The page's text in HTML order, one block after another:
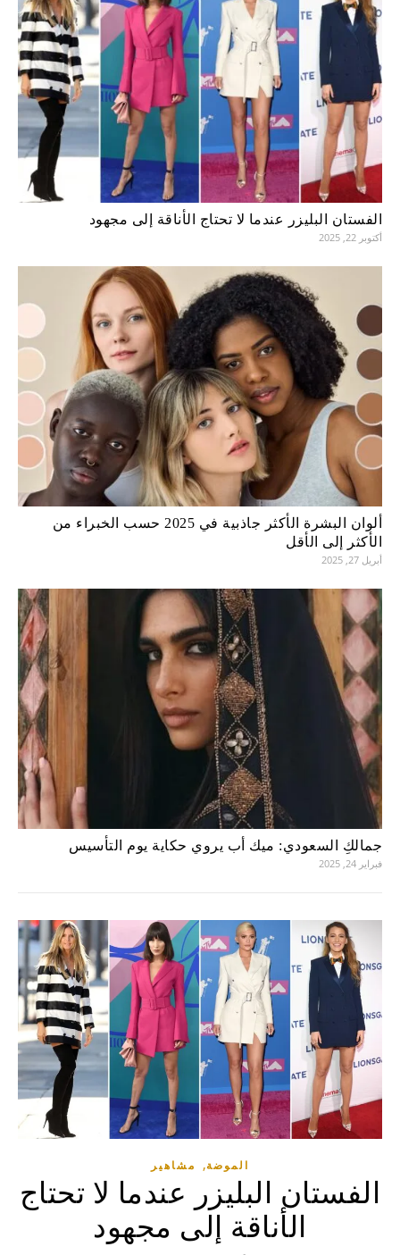
الفستان البليزر عندما لا تحتاج الأناقة إلى مجهود
أكتوبر 22, 2025
ألوان البشرة الأكثر جاذبية في 2025 حسب الخبراء من
الأكثر إلى الأقل
أبريل 27, 2025
جمالكِ السعودي: ميك أب يروي حكاية يوم التأسيس
فبراير 24, 2025
الموضة, مشاهير
الفستان البليزر عندما لا تحتاج
الأناقة إلى مجهود